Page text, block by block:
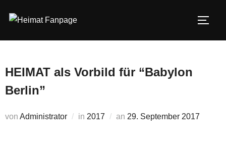
Inhalt
HEIMAT als Vorbild für “Babylon
Berlin”
von Administrator in 2017 an Veröffentlicht
29. September 2017